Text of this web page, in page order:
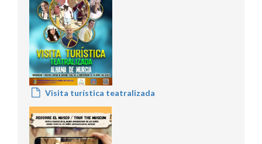
Visita turística teatralizada